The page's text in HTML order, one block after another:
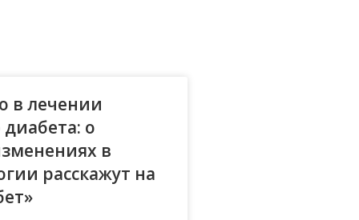
в лечении
диабета: о
в
расскажут на